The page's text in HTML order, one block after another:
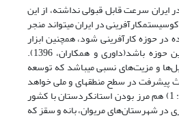
ایران سرعت قابل قبولی نداشته، از این
در ایران میتواند منجر
در حوزه کارآفرینی شود، همچنین ابزار
مهمی برای سیاست­گذاران این حوزه باشد(داوری و همکاران، 1396).
و مزیت‌های نسبی میباشد که توسعه
پیشرفت در سطح منطقه­ای و ملی خواهد
شد. این مزیت‌ها عبارتند از: 1) هم مرز بودن استان­کردستان با کشور
در شهرستان‌های مریوان، بانه و سقز که